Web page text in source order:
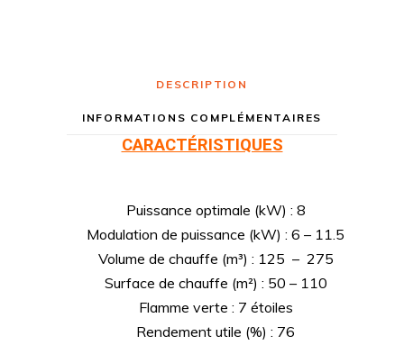
DESCRIPTION
INFORMATIONS COMPLÉMENTAIRES
CARACTÉRISTIQUES
Puissance optimale (kW) : 8
Modulation de puissance (kW) : 6 – 11.5
Volume de chauffe (m³) : 125 – 275
Surface de chauffe (m²) : 50 – 110
Flamme verte : 7 étoiles
Rendement utile (%) : 76